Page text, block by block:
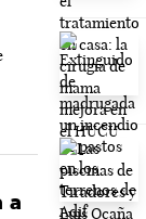
a